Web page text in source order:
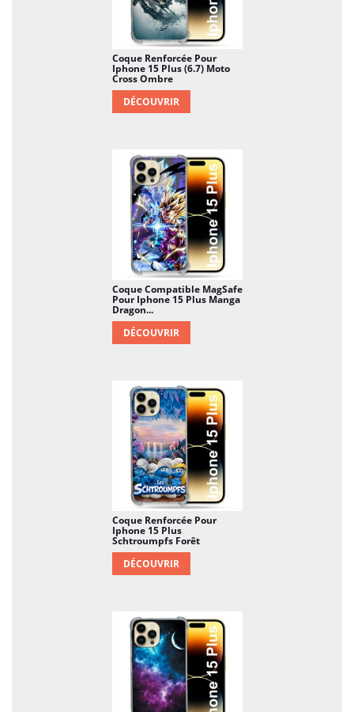
Coque Renforcée Pour
Iphone 15 Plus (6.7) Moto
Cross Ombre
DÉCOUVRIR
Coque Compatible MagSafe
Pour Iphone 15 Plus Manga
Dragon...
DÉCOUVRIR
Coque Renforcée Pour
Iphone 15 Plus
Schtroumpfs Forêt
DÉCOUVRIR